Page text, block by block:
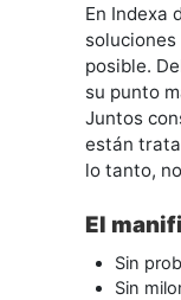
En Indexa
posible.
su punto
Juntos
están
lo tanto,
El
Sin
Sin